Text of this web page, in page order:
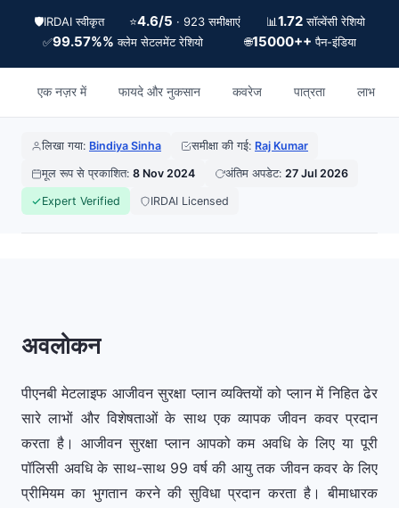
🛡️IRDAI स्वीकृत ⭐4.6/5 · 923 समीक्षाएं 📊1.72सॉल्वेंसी रेशियो
✅99.57%% क्लेम सेटलमेंट रेशियो 🌐15000++ पैन-इंडिया
एक नज़र में फायदे और नुकसान कवरेज पात्रता लाभ
लिखा गया: Bindiya Sinha समीक्षा की गई: Raj Kumar
मूल रूप से प्रकाशित: 8 Nov 2024 अंतिम अपडेट: 27 Jul 2026
Expert Verified IRDAI Licensed
अवलोकन
पीएनबी मेटलाइफ आजीवन सुरक्षा प्लान व्यक्तियों को प्लान में निहित ढेर
सारे लाभों और विशेषताओं के साथ एक व्यापक जीवन कवर प्रदान
करता है। आजीवन सुरक्षा प्लान आपको कम अवधि के लिए या पूरी
पॉलिसी अवधि के साथ-साथ 99 वर्ष की आयु तक जीवन कवर के लिए
प्रीमियम का भुगतान करने की सुविधा प्रदान करता है। बीमाधारक